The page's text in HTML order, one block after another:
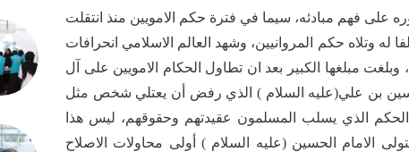
فهم مبادئه، سيما في فترة حكم الامويين منذ انتقلت
له وتلاه حكم المروانيين، وشهد العالم الاسلامي انحرافات
وبلغت مبلغها الكبير بعد ان تطاول الحكام الامويين على آل
بن علي(عليه السلام ) الذي رفض أن يعتلي شخص مثل
الذي يسلب المسلمون عقيدتهم وحقوقهم، ليس هذا
الامام الحسين (عليه السلام ) أولى محاولات الاصلاح